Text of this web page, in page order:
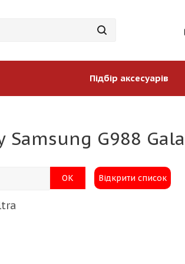
Підбір аксесуарів
G988
ОК Відкрити список